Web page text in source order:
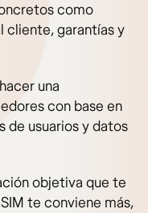
como
cliente, garantías y
una
con base en
de usuarios y datos
objetiva que te
te conviene más,